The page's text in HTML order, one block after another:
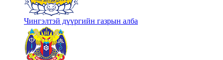
Чингэлтэй дүүргийн газрын алба